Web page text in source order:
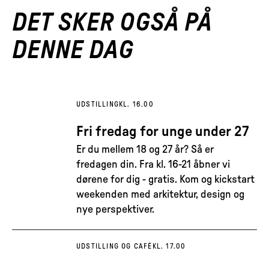
DET SKER OGSÅ PÅ
DENNE DAG
UDSTILLING KL. 16.00
Fri fredag for unge under 27
Er du mellem 18 og 27 år? Så er
fredagen din. Fra kl. 16-21 åbner vi
dørene for dig - gratis. Kom og kickstart
weekenden med arkitektur, design og
nye perspektiver.
UDSTILLING OG CAFÉ KL. 17.00